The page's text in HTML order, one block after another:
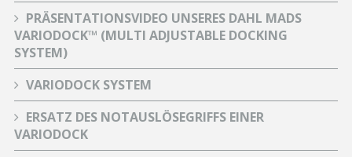
PRÄSENTATIONSVIDEO UNSERES DAHL MADS
VARIODOCK™ (MULTI ADJUSTABLE DOCKING
SYSTEM)
VARIODOCK SYSTEM
ERSATZ DES NOTAUSLÖSEGRIFFS EINER
VARIODOCK